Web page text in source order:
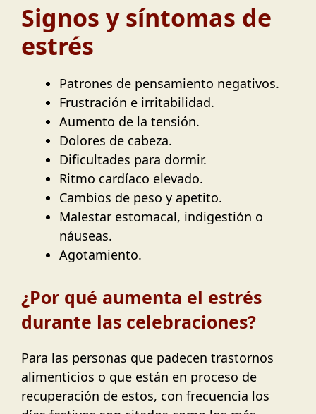
Signos y síntomas de
estrés
Patrones de pensamiento negativos.
Frustración e irritabilidad.
Aumento de la tensión.
Dolores de cabeza.
Dificultades para dormir.
Ritmo cardíaco elevado.
Cambios de peso y apetito.
Malestar estomacal, indigestión o
náuseas.
Agotamiento.
¿Por qué aumenta el estrés
durante las celebraciones?
Para las personas que padecen trastornos
alimenticios o que están en proceso de
recuperación de estos, con frecuencia los